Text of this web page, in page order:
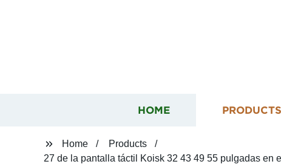
HOME PRODUCTS
Home
Products
27 de la pantalla táctil Koisk 32 43 49 55 pulgadas